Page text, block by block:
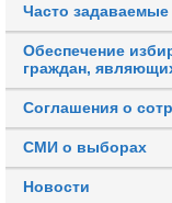
Часто
Обеспечение
граждан,
Соглашения о
СМИ о выборах
Новости